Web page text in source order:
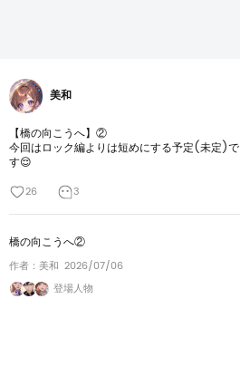
美和
【橋の向こうへ】②
今回はロック編よりは短めにする予定(未定)で
す😌
26 3
橋の向こうへ②
作者：美和 2026/07/06
登場人物